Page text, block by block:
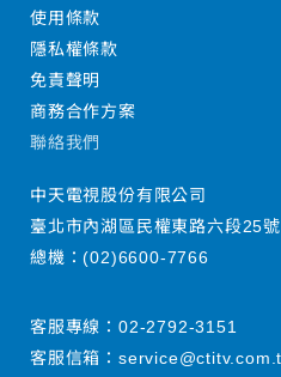
使用條款
隱私權條款
免責聲明
商務合作方案
聯絡我們
中天電視股份有限公司
臺北市內湖區民權東路六段25號
總機：(02)6600-7766
客服專線： 02-2792-3151
客服信箱：